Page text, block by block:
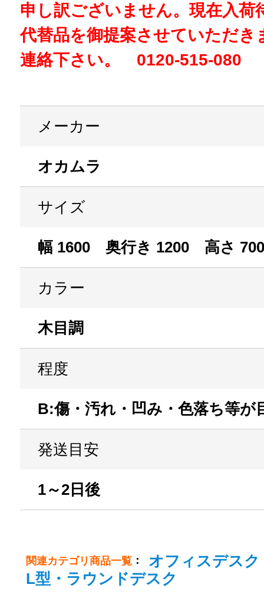
申し訳ございません。現在入荷
代替品を御提案させていただき
連絡下さい。 0120-515-080
メーカー
オカムラ
サイズ
幅 1600 奥行き 1200 高さ 700
カラー
木目調
程度
B:傷・汚れ・凹み・色落ち等が
発送目安
1～2日後
関連カテゴリ商品一覧 ：
オフィスデスク
L型・ラウンドデスク